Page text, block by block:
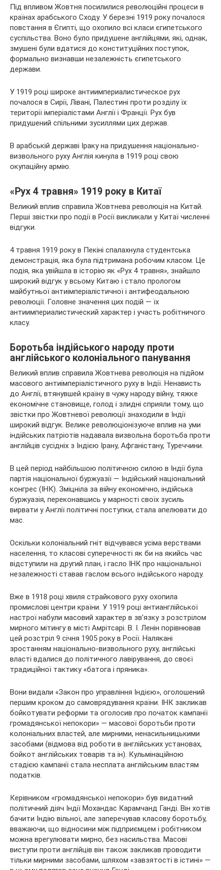
Під впливом Жовтня посилилися революційні процеси в
країнах арабського Сходу. У березні 1919 року почалося
повстання в Єгипті, що охопило всі класи єгипетського
суспільства. Воно було придушене англійцями, які, однак,
змушені були вдатися до конституційних поступок,
формально визнавши незалежність єгипетського
держави.
У 1919 році широке антиимпериалистическое рух
почалося в Сирії, Лівані, Палестині проти розділу їх
території імперіалістами Англії і Франції. Рух був
придушений спільними зусиллями цих держав.
В арабській державі Іраку на придушення національно-
визвольного руху Англія кинула в 1919 році свою
окупаційну армію.
«Рух 4 травня» 1919 року в Китаї
Великий вплив справила Жовтнева революція на Китай.
Перші звістки про події в Росії викликали у Китаї численні
відгуки.
4 травня 1919 року в Пекіні спалахнула студентська
демонстрація, яка була підтримана робочим класом. Це
подія, яка увійшла в історію як «Рух 4 травня», знайшло
широкий відгук у всьому Китаю і стало прологом
майбутньої антиімперіалістичної і антифеодальною
революції. Головне значення цих подій — їх
антиимпериалистический характер і участь робітничого
класу.
Боротьба індійського народу проти
англійського колоніального панування
Великий вплив справила Жовтнева революція на підйом
масового антиімперіалістичного руху в Індії. Ненависть
до Англії, втянувшей країну в чужу народу війну, тяжке
економічне становище, голод і злидні сприяли тому, що
звістки про Жовтневої революції знаходили в Індії
широкий відгук. Велике революціонізуюче вплив на уми
індійських патріотів надавала визвольна боротьба проти
англійців сусідніх з Індією Ірану, Афганістану, Туреччини.
В цей період найбільшою політичною силою в Індії була
партія національної буржуазії — Індійський національний
конгрес (ІНК). Зміцніла за війну економічно, індійська
буржуазія, переконавшись у марності своїх зусиль
вирвати у Англії політичні поступки, стала апелювати до
мас.
Оскільки колоніальний гніт відчувався усіма верствами
населення, то класові суперечності як би на якийсь час
відступили на другий план, і гасло ІНК про національної
незалежності ставав гаслом всього індійського народу.
Вже в 1918 році хвиля страйкового руху охопила
промислові центри країни. У 1919 році антианглійської
настрої набули масовий характер в зв’язку з розстрілом
мирного мітингу в місті Амрітсарі. В. І. Ленін порівнював
цей розстріл 9 січня 1905 року в Росії. Налякані
зростанням національно-визвольного руху, англійські
власті вдалися до політичного лавірування, до своєї
традиційної тактику «батога і пряника».
Вони видали «Закон про управління Індією», оголошений
першим кроком до самоврядування країни. ІНК закликав
бойкотувати реформи та оголосив про початок кампанії
громадянської непокори» — масової боротьби проти
колоніальних властей, але мирними, ненасильницькими
засобами (відмова від роботи в англійських установах,
бойкот англійських товарів та ін). Кульмінаційною
стадією кампанії стала несплата англійським властям
податків.
Керівником «громадянської непокори» був видатний
політичний діяч Індії Мохандас Карамчанд Ганді. Він хотів
бачити Індію вільної, але заперечував класову боротьбу,
вважаючи, що відносини між підприємцем і робітником
можна врегулювати мирно, без насильства. Масові
виступи проти англійців він також закликав проводити
тільки мирними засобами, шляхом «завзятості в істині» —